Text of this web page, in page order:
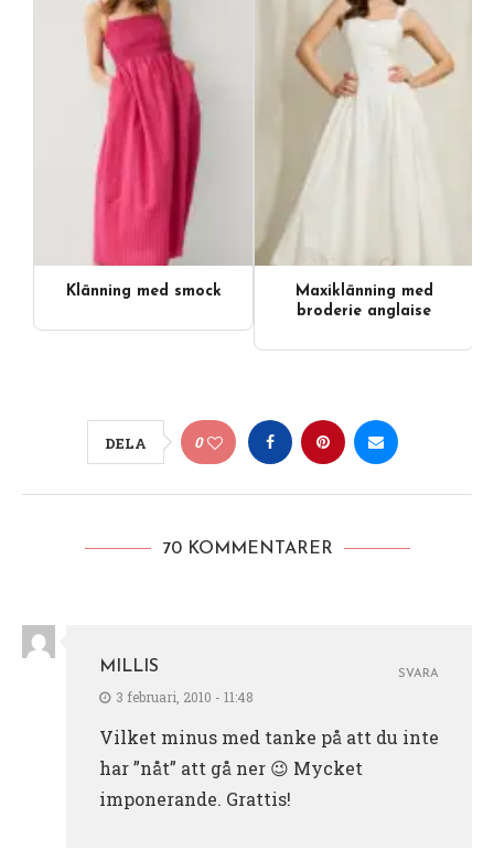
Videoinnehåll
Klänning med smock
Maxiklänning med
broderie anglaise
DELA 0
70 KOMMENTARER
MILLIS
3 februari, 2010 - 11:48
Vilket minus med tanke på att du inte
har ”nåt” att gå ner 😉 Mycket
imponerande. Grattis!
SVARA